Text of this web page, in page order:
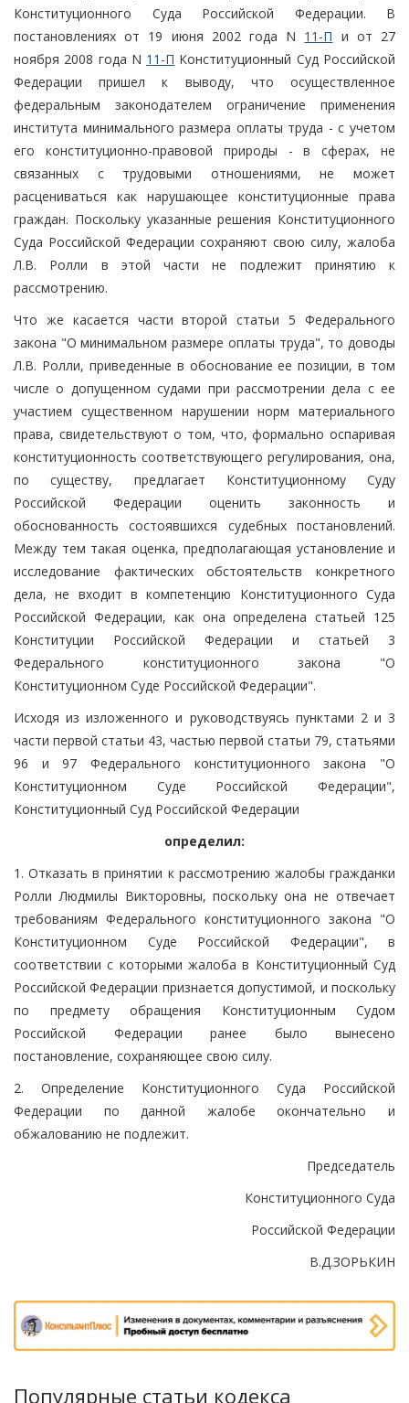
Конституционного Суда Российской Федерации. В
постановлениях от 19 июня 2002 года N 11-П и от 27
ноября 2008 года N 11-П Конституционный Суд Российской
Федерации пришел к выводу, что осуществленное
федеральным законодателем ограничение применения
института минимального размера оплаты труда - с учетом
его конституционно-правовой природы - в сферах, не
связанных с трудовыми отношениями, не может
расцениваться как нарушающее конституционные права
граждан. Поскольку указанные решения Конституционного
Суда Российской Федерации сохраняют свою силу, жалоба
Л.В. Ролли в этой части не подлежит принятию к
рассмотрению.
Что же касается части второй статьи 5 Федерального
закона "О минимальном размере оплаты труда", то доводы
Л.В. Ролли, приведенные в обоснование ее позиции, в том
числе о допущенном судами при рассмотрении дела с ее
участием существенном нарушении норм материального
права, свидетельствуют о том, что, формально оспаривая
конституционность соответствующего регулирования, она,
по существу, предлагает Конституционному Суду
Российской Федерации оценить законность и
обоснованность состоявшихся судебных постановлений.
Между тем такая оценка, предполагающая установление и
исследование фактических обстоятельств конкретного
дела, не входит в компетенцию Конституционного Суда
Российской Федерации, как она определена статьей 125
Конституции Российской Федерации и статьей 3
Федерального конституционного закона "О
Конституционном Суде Российской Федерации".
Исходя из изложенного и руководствуясь пунктами 2 и 3
части первой статьи 43, частью первой статьи 79, статьями
96 и 97 Федерального конституционного закона "О
Конституционном Суде Российской Федерации",
Конституционный Суд Российской Федерации
определил:
1. Отказать в принятии к рассмотрению жалобы гражданки
Ролли Людмилы Викторовны, поскольку она не отвечает
требованиям Федерального конституционного закона "О
Конституционном Суде Российской Федерации", в
соответствии с которыми жалоба в Конституционный Суд
Российской Федерации признается допустимой, и поскольку
по предмету обращения Конституционным Судом
Российской Федерации ранее было вынесено
постановление, сохраняющее свою силу.
2. Определение Конституционного Суда Российской
Федерации по данной жалобе окончательно и
обжалованию не подлежит.
Председатель
Конституционного Суда
Российской Федерации
В.Д.ЗОРЬКИН
Популярные статьи кодекса